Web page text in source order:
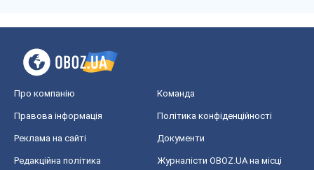
Про компанію Команда
Правова інформація Політика конфіденційності
Реклама на сайті Документи
Редакційна політика
Журналісти OBOZ.UA на місці